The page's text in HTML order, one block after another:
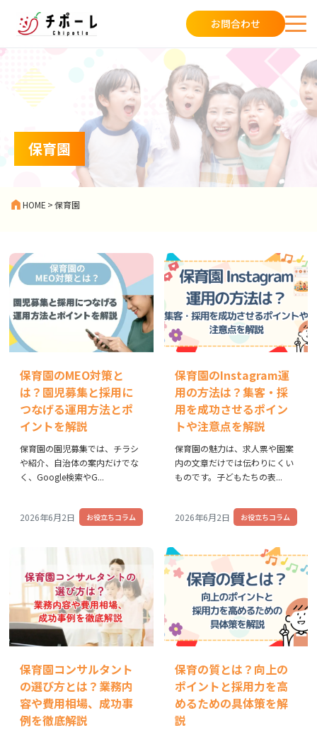
お問合わせ
保育園
HOME >保育園
保育園のMEO対策と
は？園児募集と採用に
つなげる運用方法とポ
イントを解説
保育園の園児募集では、チラシ
や紹介、自治体の案内だけでな
く、Google検索やG...
2026年6月2日 お役立ちコラム
保育園のInstagram運
用の方法は？集客・採
用を成功させるポイン
トや注意点を解説
保育園の魅力は、求人票や園案
内の文章だけでは伝わりにくい
ものです。子どもたちの表...
2026年6月2日 お役立ちコラム
保育園コンサルタント
の選び方とは？業務内
容や費用相場、成功事
例を徹底解説
保育の質とは？向上の
ポイントと採用力を高
めるための具体策を解
説